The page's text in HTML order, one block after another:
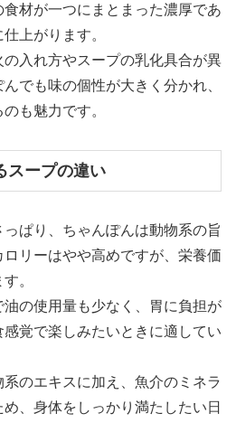
材が一つにまとまった濃厚であ
上がります。
入れ方やスープの乳化具合が異
でも味の個性が大きく分かれ、
も魅力です。
スープの違い
ぱり、ちゃんぽんは動物系の旨
リーはやや高めですが、栄養価
。
の使用量も少なく、胃に負担が
覚で楽しみたいときに適してい
のエキスに加え、魚介のミネラ
、身体をしっかり満たしたい日